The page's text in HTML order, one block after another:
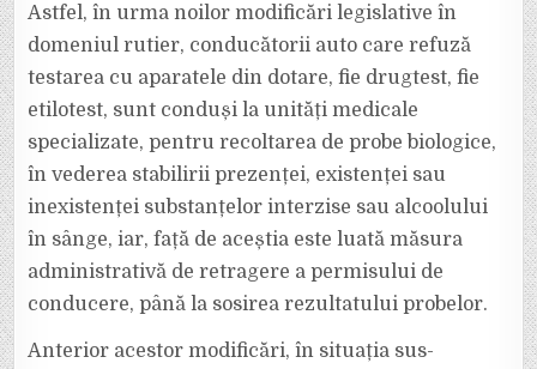
Astfel, în urma noilor modificări legislative în
domeniul rutier, conducătorii auto care refuză
testarea cu aparatele din dotare, fie drugtest, fie
etilotest, sunt conduși la unități medicale
specializate, pentru recoltarea de probe biologice,
în vederea stabilirii prezenței, existenței sau
inexistenței substanțelor interzise sau alcoolului
în sânge, iar, față de aceștia este luată măsura
administrativă de retragere a permisului de
conducere, până la sosirea rezultatului probelor.
Anterior acestor modificări, în situația sus-